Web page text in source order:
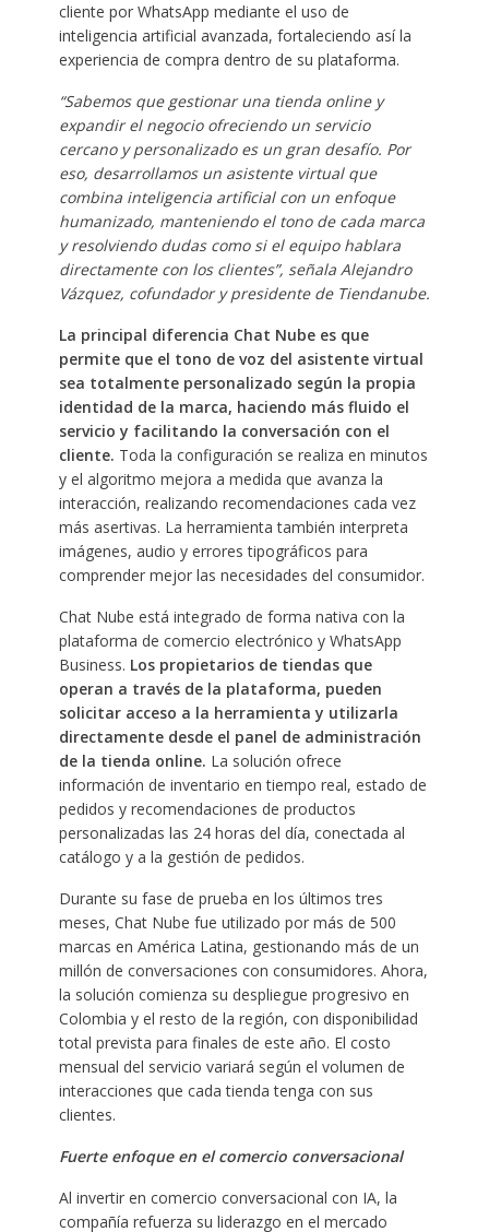
cliente por WhatsApp mediante el uso de
inteligencia artificial avanzada, fortaleciendo así la
experiencia de compra dentro de su plataforma.
“Sabemos que gestionar una tienda online y
expandir el negocio ofreciendo un servicio
cercano y personalizado es un gran desafío. Por
eso, desarrollamos un asistente virtual que
combina inteligencia artificial con un enfoque
humanizado, manteniendo el tono de cada marca
y resolviendo dudas como si el equipo hablara
directamente con los clientes”, señala Alejandro
Vázquez, cofundador y presidente de Tiendanube.
La principal diferencia Chat Nube es que
permite que el tono de voz del asistente virtual
sea totalmente personalizado según la propia
identidad de la marca, haciendo más fluido el
servicio y facilitando la conversación con el
cliente. Toda la configuración se realiza en minutos
y el algoritmo mejora a medida que avanza la
interacción, realizando recomendaciones cada vez
más asertivas. La herramienta también interpreta
imágenes, audio y errores tipográficos para
comprender mejor las necesidades del consumidor.
Chat Nube está integrado de forma nativa con la
plataforma de comercio electrónico y WhatsApp
Business. Los propietarios de tiendas que
operan a través de la plataforma, pueden
solicitar acceso a la herramienta y utilizarla
directamente desde el panel de administración
de la tienda online. La solución ofrece
información de inventario en tiempo real, estado de
pedidos y recomendaciones de productos
personalizadas las 24 horas del día, conectada al
catálogo y a la gestión de pedidos.
Durante su fase de prueba en los últimos tres
meses, Chat Nube fue utilizado por más de 500
marcas en América Latina, gestionando más de un
millón de conversaciones con consumidores. Ahora,
la solución comienza su despliegue progresivo en
Colombia y el resto de la región, con disponibilidad
total prevista para finales de este año. El costo
mensual del servicio variará según el volumen de
interacciones que cada tienda tenga con sus
clientes.
Fuerte enfoque en el comercio conversacional
Al invertir en comercio conversacional con IA, la
compañía refuerza su liderazgo en el mercado